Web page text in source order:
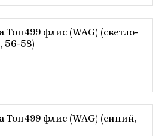
флис (WAG) (светло-
56-58)
флис (WAG) (синий,